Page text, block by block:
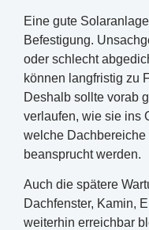
Eine gute
Befestigung.
oder schlecht
können langfristig zu
Deshalb sollte vorab
verlaufen, wie sie ins
welche
beansprucht werden.
Auch die spätere
Dachfenster, Kamin,
weiterhin erreichbar